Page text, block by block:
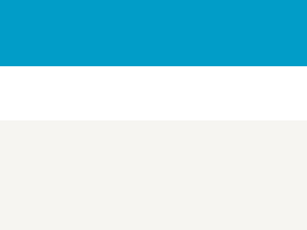
Personen